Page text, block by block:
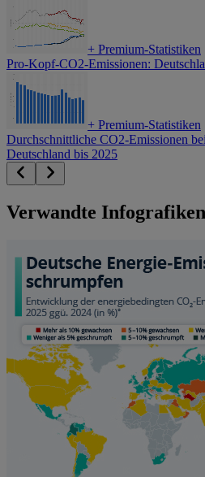
+ Premium-Statistiken
Pro-Kopf-CO2-Emissionen:
+ Premium-Statistiken
Durchschnittliche CO2-Emissionen
Deutschland bis 2025
Verwandte Infografiken